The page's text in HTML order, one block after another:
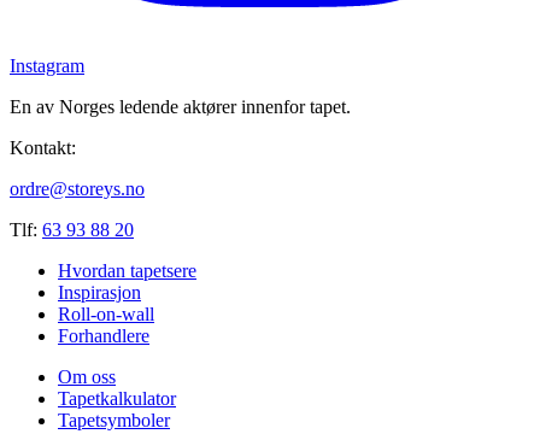
Instagram
En av Norges ledende aktører innenfor tapet.
Kontakt:
ordre@storeys.no
Tlf: 63 93 88 20
Hvordan tapetsere
Inspirasjon
Roll-on-wall
Forhandlere
Om oss
Tapetkalkulator
Tapetsymboler